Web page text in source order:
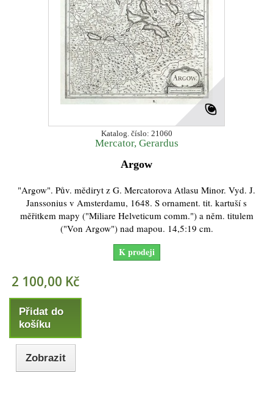
Katalog. číslo: 21060
Mercator, Gerardus
Argow
"Argow". Pův. mědiryt z G. Mercatorova Atlasu Minor. Vyd. J.
Janssonius v Amsterdamu, 1648. S ornament. tit. kartuší s
měřitkem mapy ("Miliare Helveticum comm.") a něm. titulem
("Von Argow") nad mapou. 14,5:19 cm.
K prodeji
2 100,00 Kč
Přidat do
košíku
Zobrazit